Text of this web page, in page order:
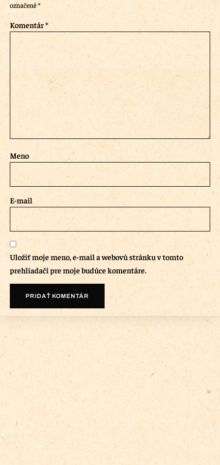
označené*
Komentár*
Meno
E-mail
Uložiť moje meno, e-mail a webovú stránku v tomto
prehliadači pre moje budúce komentáre.